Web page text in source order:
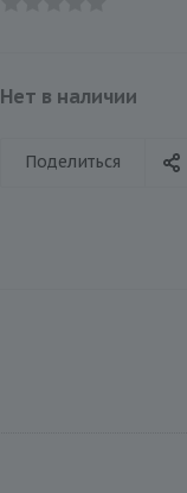
Нет в наличии
Поделиться